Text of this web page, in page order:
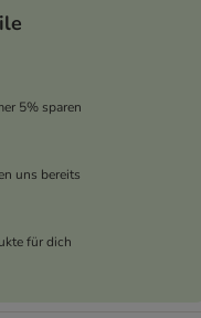
5% sparen
uns bereits
für dich